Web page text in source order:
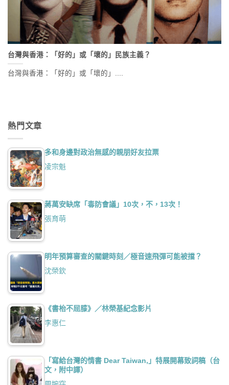
台灣與香港：「好的」或「壞的」民族主義？
台灣與香港：「好的」或「壞的」....
熱門文章
多和身邊對政治無感的親朋好友拉票
凌宗魁
蔣萬安缺席「毒防會議」10次，不，13次！
張育萌
明年預算審查的關鍵時刻／極音速飛彈可能被擋？
沈榮欽
《書枱不屈膝》／林榮基紀念影片
李惠仁
「寫給台灣的情書 Dear Taiwan,」特展開幕致詞稿（台
文，附中譯）